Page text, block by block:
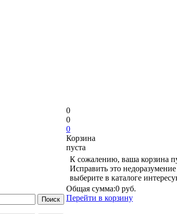
0
0
0
Корзина
пуста
К сожалению, ваша корзина
Исправить это
выберите в каталоге
Общая сумма:0 руб.
Перейти в корзину